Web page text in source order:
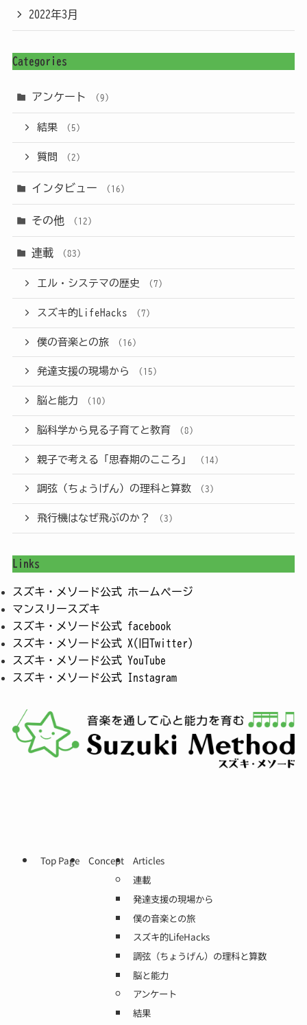
2022年3月
Categories
アンケート (9)
結果 (5)
質問 (2)
インタビュー (16)
その他 (12)
連載 (83)
エル・システマの歴史 (7)
スズキ的LifeHacks (7)
僕の音楽との旅 (16)
発達支援の現場から (15)
脳と能力 (10)
脳科学から見る子育てと教育 (8)
親子で考える「思春期のこころ」 (14)
調弦（ちょうげん）の理科と算数 (3)
飛行機はなぜ飛ぶのか？ (3)
Links
スズキ・メソード公式 ホームページ
マンスリースズキ
スズキ・メソード公式 facebook
スズキ・メソード公式 X(旧Twitter)
スズキ・メソード公式 YouTube
スズキ・メソード公式 Instagram
Top Page Concept
Articles
連載
発達支援の現場から
僕の音楽との旅
スズキ的LifeHacks
調弦（ちょうげん）の理科と算数
脳と能力
アンケート
結果